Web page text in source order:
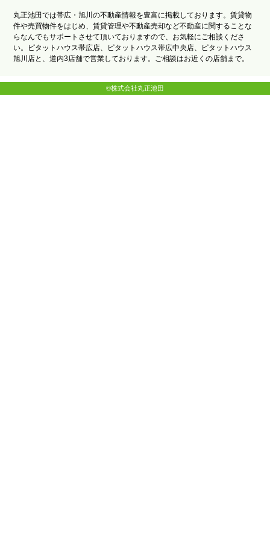
丸正池田では帯広・旭川の不動産情報を豊富に掲載しております。賃貸物
件や売買物件をはじめ、賃貸管理や不動産売却など不動産に関することな
らなんでもサポートさせて頂いておりますので、お気軽にご相談くださ
い。ピタットハウス帯広店、ピタットハウス帯広中央店、ピタットハウス
旭川店と、道内3店舗で営業しております。ご相談はお近くの店舗まで。
©株式会社丸正池田